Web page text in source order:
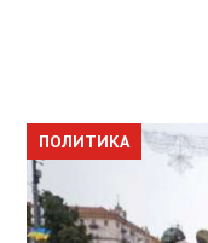
ПОЛИТИКА
ПОЛИТИКА
ОБЩЕСТВО
ПОЛИТИКА
ЭКОНОМИКА